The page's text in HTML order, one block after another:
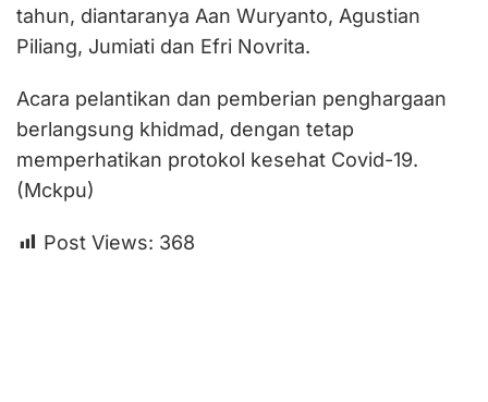
tahun, diantaranya Aan Wuryanto, Agustian
Piliang, Jumiati dan Efri Novrita.
Acara pelantikan dan pemberian penghargaan
berlangsung khidmad, dengan tetap
memperhatikan protokol kesehat Covid-19.
(Mckpu)
Post Views: 368